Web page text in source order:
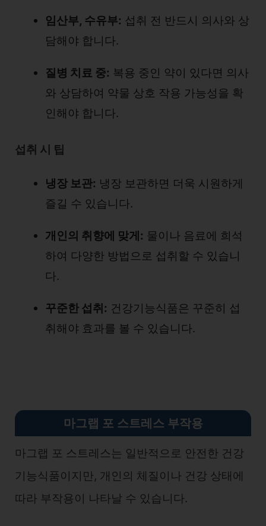
임산부, 수유부: 섭취 전 반드시 의사와 상
담해야 합니다.
질병 치료 중: 복용 중인 약이 있다면 의사
와 상담하여 약물 상호 작용 가능성을 확
인해야 합니다.
섭취 시 팁
냉장 보관: 냉장 보관하면 더욱 시원하게
즐길 수 있습니다.
개인의 취향에 맞게: 물이나 음료에 희석
하여 다양한 방법으로 섭취할 수 있습니
다.
꾸준한 섭취: 건강기능식품은 꾸준히 섭
취해야 효과를 볼 수 있습니다.
마그랩 포 스트레스 부작용
마그랩 포 스트레스는 일반적으로 안전한 건강
기능식품이지만, 개인의 체질이나 건강 상태에
따라 부작용이 나타날 수 있습니다.